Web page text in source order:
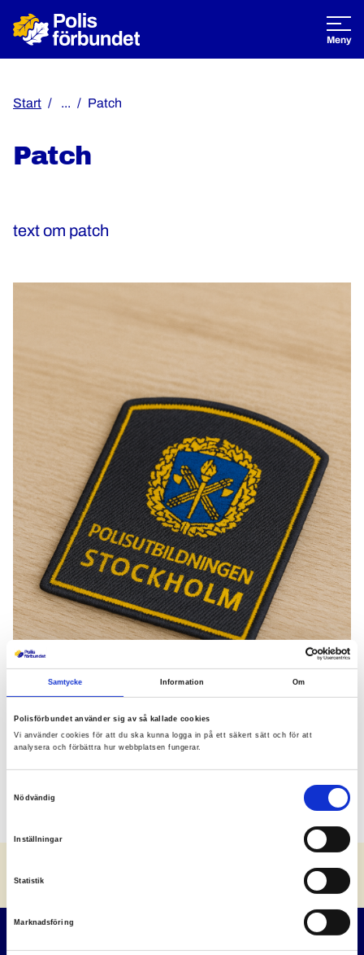
Samtycke Information Om
Polisförbundet använder sig av så kallade cookies
Vi använder cookies för att du ska kunna logga in på ett säkert sätt och för att
analysera och förbättra hur webbplatsen fungerar.
Nödvändig
Inställningar
Statistik
Marknadsföring
Öppna
Meny
Start ... Patch
Patch
text om patch